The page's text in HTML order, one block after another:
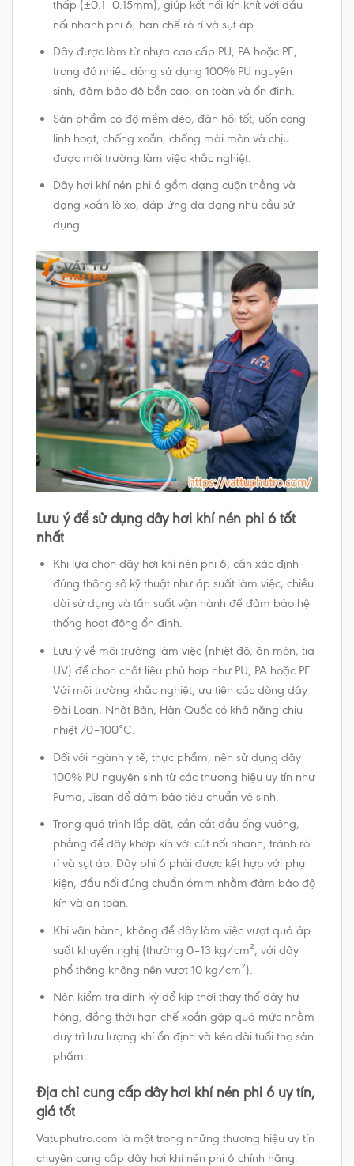
thấp (±0.1–0.15mm), giúp kết nối kín khít với đầu
nối nhanh phi 6, hạn chế rò rỉ và sụt áp.
Dây được làm từ nhựa cao cấp PU, PA hoặc PE,
trong đó nhiều dòng sử dụng 100% PU nguyên
sinh, đảm bảo độ bền cao, an toàn và ổn định.
Sản phẩm có độ mềm dẻo, đàn hồi tốt, uốn cong
linh hoạt, chống xoắn, chống mài mòn và chịu
được môi trường làm việc khắc nghiệt.
Dây hơi khí nén phi 6 gồm dạng cuộn thẳng và
dạng xoắn lò xo, đáp ứng đa dạng nhu cầu sử
dụng.
Lưu ý để sử dụng dây hơi khí nén phi 6 tốt
nhất
Khi lựa chọn dây hơi khí nén phi 6, cần xác định
đúng thông số kỹ thuật như áp suất làm việc, chiều
dài sử dụng và tần suất vận hành để đảm bảo hệ
thống hoạt động ổn định.
Lưu ý về môi trường làm việc (nhiệt độ, ăn mòn, tia
UV) để chọn chất liệu phù hợp như PU, PA hoặc PE.
Với môi trường khắc nghiệt, ưu tiên các dòng dây
Đài Loan, Nhật Bản, Hàn Quốc có khả năng chịu
nhiệt 70–100°C.
Đối với ngành y tế, thực phẩm, nên sử dụng dây
100% PU nguyên sinh từ các thương hiệu uy tín như
Puma, Jisan để đảm bảo tiêu chuẩn vệ sinh.
Trong quá trình lắp đặt, cần cắt đầu ống vuông,
phẳng để dây khớp kín với cút nối nhanh, tránh rò
rỉ và sụt áp. Dây phi 6 phải được kết hợp với phụ
kiện, đầu nối đúng chuẩn 6mm nhằm đảm bảo độ
kín và an toàn.
Khi vận hành, không để dây làm việc vượt quá áp
suất khuyến nghị (thường 0–13 kg/cm², với dây
phổ thông không nên vượt 10 kg/cm²).
Nên kiểm tra định kỳ để kịp thời thay thế dây hư
hỏng, đồng thời hạn chế xoắn gập quá mức nhằm
duy trì lưu lượng khí ổn định và kéo dài tuổi thọ sản
phẩm.
Địa chỉ cung cấp dây hơi khí nén phi 6 uy tín,
giá tốt
Vatuphutro.com là một trong những thương hiệu uy tín
chuyên cung cấp dây hơi khí nén phi 6 chính hãng.